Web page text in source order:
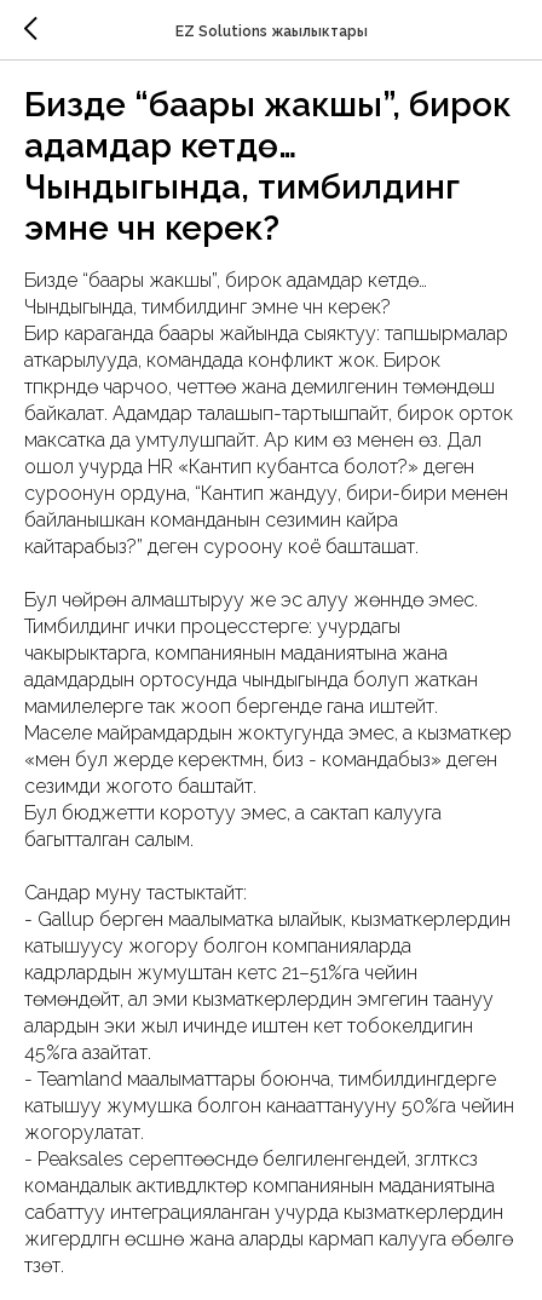
EZ Solutions жаңылыктары
Бизде “баары жакшы”, бирок
адамдар кетүүдө…
Чындыгында, тимбилдинг
эмне үчүн керек?
Бизде “баары жакшы”, бирок адамдар кетүүдө…
Чындыгында, тимбилдинг эмне үчүн керек?
Бир караганда баары жайында сыяктуу: тапшырмалар
аткарылууда, командада конфликт жок. Бирок
түпкүрүндө чарчоо, четтөө жана демилгенин төмөндөшү
байкалат. Адамдар талашып-тартышпайт, бирок орток
максатка да умтулушпайт. Ар ким өзү менен өзү. Дал
ошол учурда HR «Кантип кубантса болот?» деген
суроонун ордуна, “Кантип жандуу, бири-бири менен
байланышкан команданын сезимин кайра
кайтарабыз?” деген суроону коё башташат.
Бул чөйрөнү алмаштыруу же эс алуу жөнүндө эмес.
Тимбилдинг ички процесстерге: учурдагы
чакырыктарга, компаниянын маданиятына жана
адамдардын ортосунда чындыгында болуп жаткан
мамилелерге так жооп бергенде гана иштейт.
Маселе майрамдардын жоктугунда эмес, а кызматкер
«мен бул жерде керектүүмүн, биз - командабыз» деген
сезимди жогото баштайт.
Бул бюджетти коротуу эмес, а сактап калууга
багытталган салым.
Сандар муну тастыктайт:
- Gallup берген маалыматка ылайык, кызматкерлердин
катышуусу жогору болгон компанияларда
кадрлардын жумуштан кетүүсү 21–51%га чейин
төмөндөйт, ал эми кызматкерлердин эмгегин таануу
алардын эки жыл ичинде иштен кетүү тобокелдигин
45%га азайтат.
- Teamland маалыматтары боюнча, тимбилдингдерге
катышуу жумушка болгон канааттанууну 50%га чейин
жогорулатат.
- Peaksales серептөөсүндө белгиленгендей, үзгүлтүксүз
командалык активдүүлүктөр компаниянын маданиятына
сабаттуу интеграцияланган учурда кызматкерлердин
жигердүүлүгүн өсүшүнө жана аларды кармап калууга өбөлгө
түзөт.